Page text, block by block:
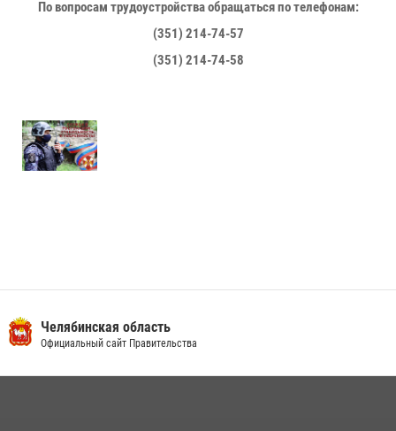
По вопросам трудоустройства обращаться по телефонам:
(351) 214-74-57
(351) 214-74-58
Челябинская область
Официальный сайт Правительства